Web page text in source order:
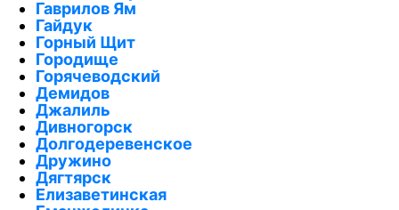
Гаврилов Ям
Гайдук
Горный Щит
Городище
Горячеводский
Демидов
Джалиль
Дивногорск
Долгодеревенское
Дружино
Дягтярск
Елизаветинская